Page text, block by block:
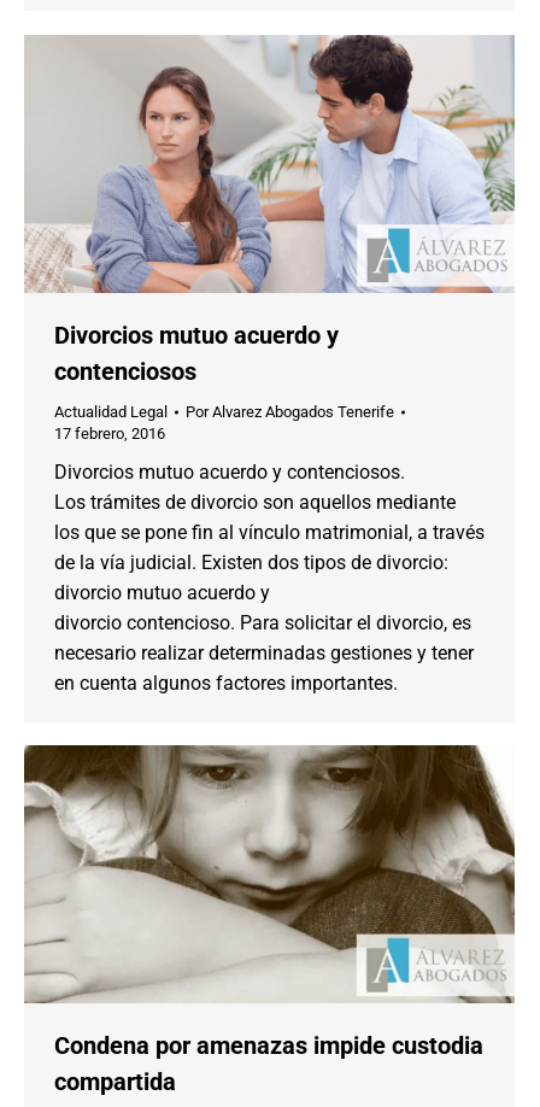
Divorcios mutuo acuerdo y
contenciosos
Actualidad Legal PorAlvarez Abogados Tenerife
17 febrero, 2016
Divorcios mutuo acuerdo y contenciosos.
Los trámites de divorcio son aquellos mediante
los que se pone fin al vínculo matrimonial, a través
de la vía judicial. Existen dos tipos de divorcio:
divorcio mutuo acuerdo y
divorcio contencioso. Para solicitar el divorcio, es
necesario realizar determinadas gestiones y tener
en cuenta algunos factores importantes.
Condena por amenazas impide custodia
compartida